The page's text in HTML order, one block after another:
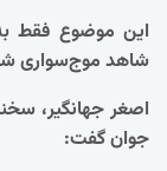
این موضوع فقط
شاهد موج‌سواری
اصغر جهانگیر،
جوان گفت: